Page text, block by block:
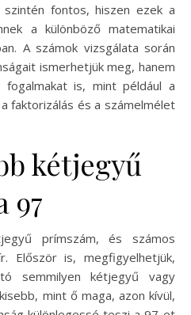
szintén fontos, hiszen ezek a
a különböző matematikai
A számok vizsgálata során
ismerhetjük meg, hanem
fogalmakat is, mint például a
faktorizálás és a számelmélet
kétjegyű
97
prímszám, és számos
Először is, megfigyelhetjük,
semmilyen kétjegyű vagy
mint ő maga, azon kívül,